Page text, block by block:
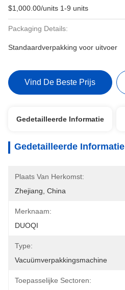
$1,000.00/units 1-9 units
Packaging Details:
Standaardverpakking voor uitvoer
Vind De Beste Prijs
Gedetailleerde Informatie
Gedetailleerde Informatie
Plaats Van Herkomst:
Zhejiang, China
Merknaam:
DUOQI
Type:
Vacuümverpakkingsmachine
Toepasselijke Sectoren: